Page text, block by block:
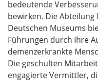
bedeutende
bewirken. Die
Deutschen Museums
Führungen durch ihre
demenzerkrankte
Die geschulten
engagierte Vermittler,